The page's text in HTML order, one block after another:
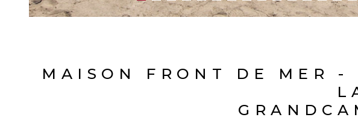
MAISON FRONT DE MER -